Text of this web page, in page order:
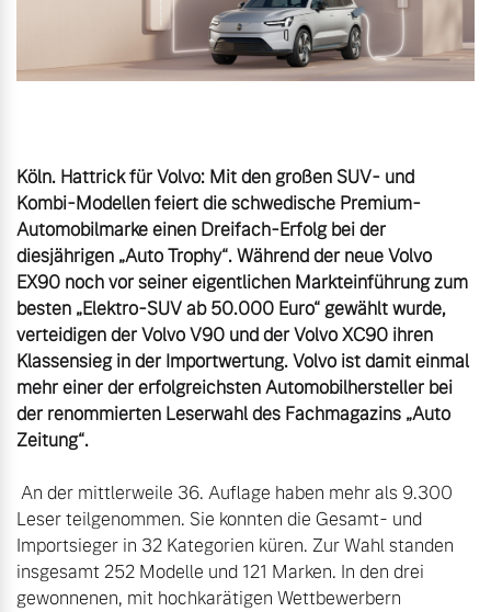
Aktuelle Serviceangebote
Köln. Hattrick für Volvo: Mit den großen SUV- und
Kombi-Modellen feiert die schwedische Premium-
Automobilmarke einen Dreifach-Erfolg bei der
diesjährigen „Auto Trophy“. Während der neue Volvo
EX90 noch vor seiner eigentlichen Markteinführung zum
besten „Elektro-SUV ab 50.000 Euro“ gewählt wurde,
verteidigen der Volvo V90 und der Volvo XC90 ihren
Klassensieg in der Importwertung. Volvo ist damit einmal
mehr einer der erfolgreichsten Automobilhersteller bei
der renommierten Leserwahl des Fachmagazins „Auto
Zeitung“.
Leser teilgenommen. Sie konnten die Gesamt- und
Importsieger in 32 Kategorien küren. Zur Wahl standen
insgesamt 252 Modelle und 121 Marken. In den drei
gewonnenen, mit hochkarätigen Wettbewerbern